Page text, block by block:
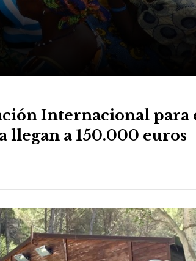
Internacional para
llegan a 150.000 euros